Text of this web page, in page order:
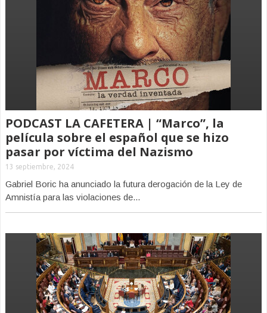
PODCAST LA CAFETERA | “Marco”, la
película sobre el español que se hizo
pasar por víctima del Nazismo
13 septiembre, 2024
Gabriel Boric ha anunciado la futura derogación de la Ley de
Amnistía para las violaciones de...